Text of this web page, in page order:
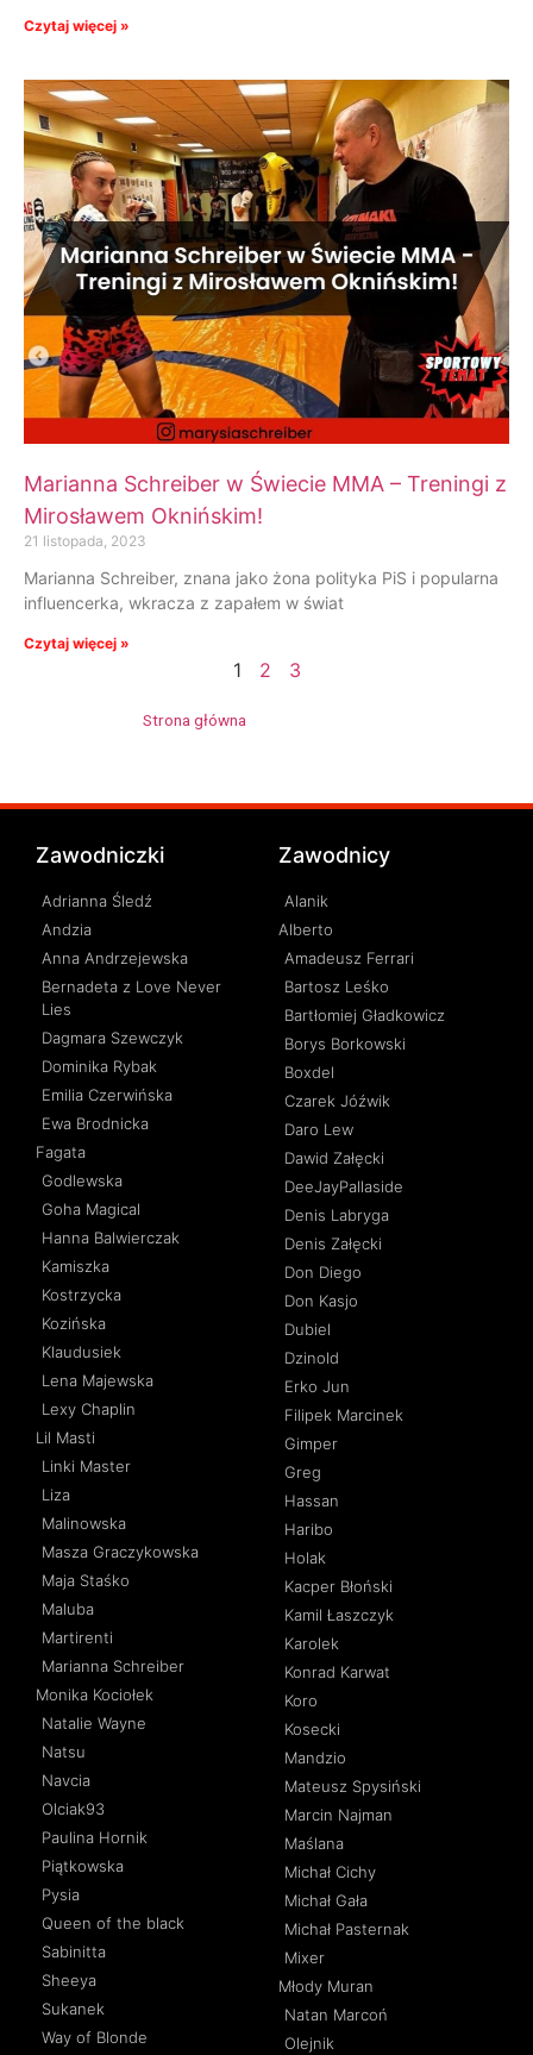
Czytaj więcej »
Marianna Schreiber w Świecie MMA – Treningi z
Mirosławem Oknińskim!
21 listopada, 2023
Marianna Schreiber, znana jako żona polityka PiS i popularna
influencerka, wkracza z zapałem w świat
Czytaj więcej »
1 2 3
Strona główna
Zawodniczki
Adrianna Śledź
Andzia
Anna Andrzejewska
Bernadeta z Love Never
Lies
Dagmara Szewczyk
Dominika Rybak
Emilia Czerwińska
Ewa Brodnicka
Fagata
Godlewska
Goha Magical
Hanna Balwierczak
Kamiszka
Kostrzycka
Kozińska
Klaudusiek
Lena Majewska
Lexy Chaplin
Lil Masti
Linki Master
Liza
Malinowska
Masza Graczykowska
Maja Staśko
Maluba
Martirenti
Marianna Schreiber
Monika Kociołek
Natalie Wayne
Natsu
Navcia
Olciak93
Paulina Hornik
Piątkowska
Pysia
Queen of the black
Sabinitta
Sheeya
Sukanek
Way of Blonde
Zawodnicy
Alanik
Alberto
Amadeusz Ferrari
Bartosz Leśko
Bartłomiej Gładkowicz
Borys Borkowski
Boxdel
Czarek Jóźwik
Daro Lew
Dawid Załęcki
DeeJayPallaside
Denis Labryga
Denis Załęcki
Don Diego
Don Kasjo
Dubiel
Dzinold
Erko Jun
Filipek Marcinek
Gimper
Greg
Hassan
Haribo
Holak
Kacper Błoński
Kamil Łaszczyk
Karolek
Konrad Karwat
Koro
Kosecki
Mandzio
Mateusz Spysiński
Marcin Najman
Maślana
Michał Cichy
Michał Gała
Michał Pasternak
Mixer
Młody Muran
Natan Marcoń
Olejnik